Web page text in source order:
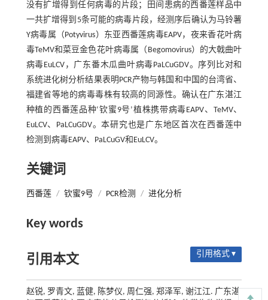
没有扩增得到任何病毒的片段；田间患病的西番莲样品中
一共扩增得到5条可能的病毒片段，经测序后确认为马铃薯
Y病毒属（Potyvirus）东亚西番莲病毒EAPV，夜来香花叶病
毒TeMV和菜豆金色花叶病毒属（Begomovirus）的大戟曲叶
病毒EuLCV，广东番木瓜曲叶病毒PaLCuGDV。序列比对和
系统进化树分析结果表明PCR产物与韩国和中国的台湾省、
福建省等地的病毒毒株有较高的同源性。确认在广东湛江
种植的西番莲品种‘钦蜜9号’植株携带病毒EAPV、TeMV、
EuLCV、PaLCuGDV。本研究也是广东地区首次在西番莲中
检测到病毒EAPV、PaLCuGV和EuLCV。
关键词
西番莲 / 钦蜜9号 / PCR检测 / 进化分析
Key words
引用本文 引用格式 ▾
赵锐, 罗青文, 蓝健, 陈梦仪, 周仁强, 郑泽军, 谢江江. 广东湛